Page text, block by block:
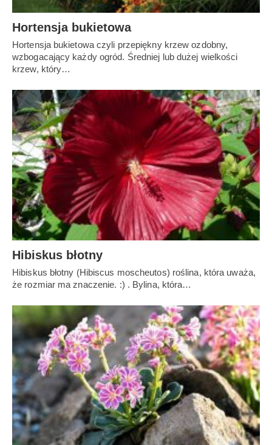
Hortensja bukietowa
Hortensja bukietowa czyli przepiękny krzew ozdobny,
wzbogacający każdy ogród. Średniej lub dużej wielkości
krzew, który…
Hibiskus błotny
Hibiskus błotny (Hibiscus moscheutos) roślina, która uważa,
że rozmiar ma znaczenie. :) . Bylina, która…